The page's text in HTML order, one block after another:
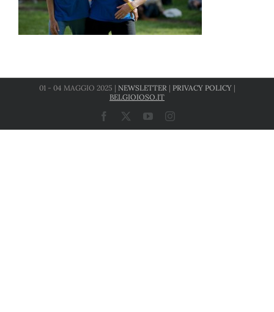
01 - 04 MAGGIO 2025 | NEWSLETTER | PRIVACY POLICY|
BELGIOIOSO.IT
Facebook YouTubeInstagram